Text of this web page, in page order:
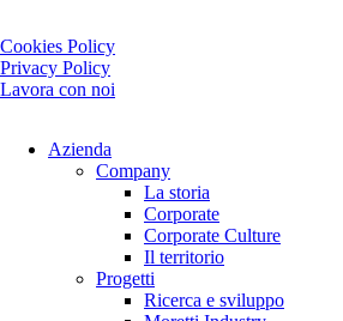
Cookies Policy
Privacy Policy
Lavora con noi
Azienda
Company
La storia
Corporate
Corporate Culture
Il territorio
Progetti
Ricerca e sviluppo